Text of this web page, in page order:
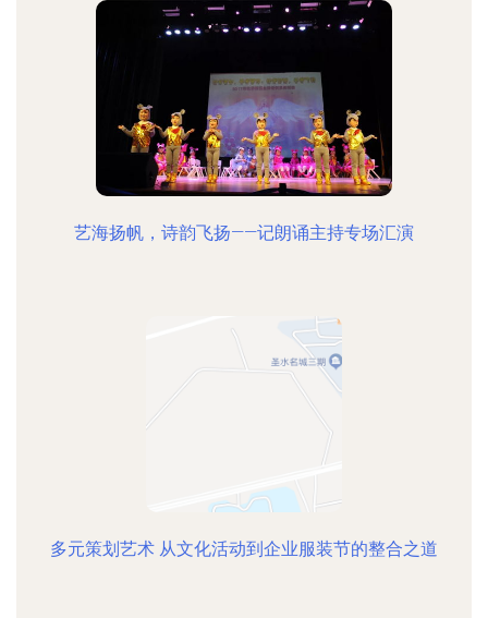
艺海扬帆，诗韵飞扬——记朗诵主持专场汇演
多元策划艺术 从文化活动到企业服装节的整合之道